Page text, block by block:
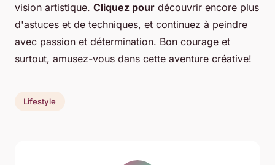
vision artistique. Cliquez pour découvrir encore plus
d'astuces et de techniques, et continuez à peindre
avec passion et détermination. Bon courage et
surtout, amusez-vous dans cette aventure créative!
Lifestyle